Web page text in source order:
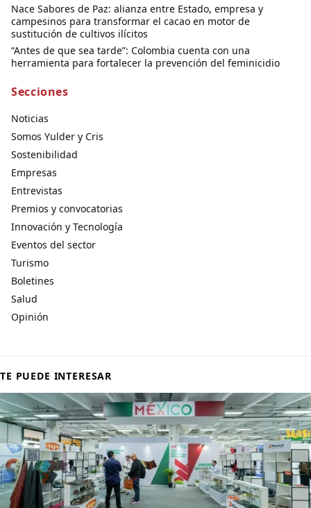
Nace Sabores de Paz: alianza entre Estado, empresa y
campesinos para transformar el cacao en motor de
sustitución de cultivos ilícitos
“Antes de que sea tarde”: Colombia cuenta con una
herramienta para fortalecer la prevención del feminicidio
Secciones
Noticias
Somos Yulder y Cris
Sostenibilidad
Empresas
Entrevistas
Premios y convocatorias
Innovación y Tecnología
Eventos del sector
Turismo
Boletines
Salud
Opinión
TE PUEDE INTERESAR